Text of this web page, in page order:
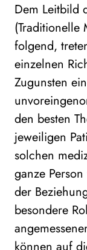
Dem Leitbild
(Traditionelle
folgend,
einzelnen
Zugunsten
den besten
jeweiligen
solchen
ganze
der
besondere